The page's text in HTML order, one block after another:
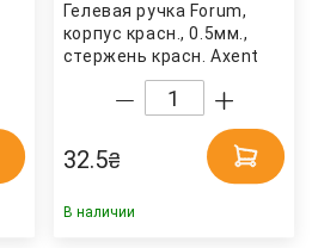
Гелевая ручка Forum,
корпус красн., 0.5мм.,
стержень красн. Axent
32.5₴
В наличии